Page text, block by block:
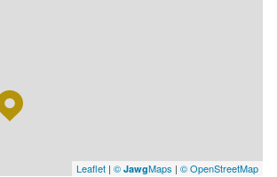
Leaflet | © JawgMaps | © OpenStreetMap